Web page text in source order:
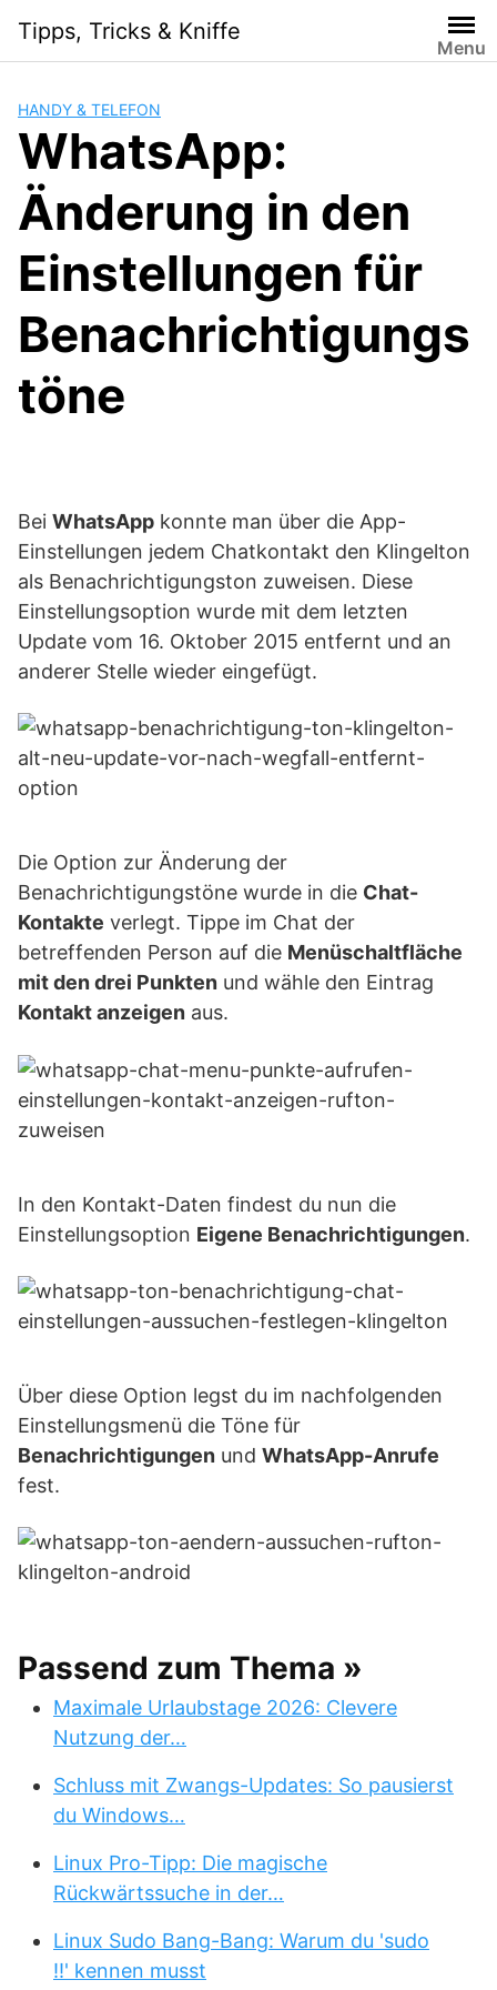
content
Tipps, Tricks & Kniffe
Menu
HANDY & TELEFON
WhatsApp:
Änderung in den
Einstellungen für
Benachrichtigungs
töne
Bei WhatsApp konnte man über die App-
Einstellungen jedem Chatkontakt den Klingelton
als Benachrichtigungston zuweisen. Diese
Einstellungsoption wurde mit dem letzten
Update vom 16. Oktober 2015 entfernt und an
anderer Stelle wieder eingefügt.
Die Option zur Änderung der
Benachrichtigungstöne wurde in die Chat-
Kontakte verlegt. Tippe im Chat der
betreffenden Person auf die Menüschaltfläche
mit den drei Punkten und wähle den Eintrag
Kontakt anzeigen aus.
In den Kontakt-Daten findest du nun die
Einstellungsoption Eigene Benachrichtigungen.
Über diese Option legst du im nachfolgenden
Einstellungsmenü die Töne für
Benachrichtigungen und WhatsApp-Anrufe
fest.
Passend zum Thema »
Maximale Urlaubstage 2026: Clevere
Nutzung der…
Schluss mit Zwangs-Updates: So pausierst
du Windows…
Linux Pro-Tipp: Die magische
Rückwärtssuche in der…
Linux Sudo Bang-Bang: Warum du 'sudo
!!' kennen musst